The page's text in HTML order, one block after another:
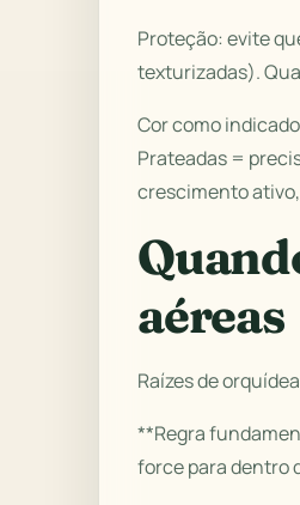
Proteção: evite
texturizadas).
Cor como
Prateadas =
crescimento
aéreas
Raízes de
**Regra
force para dentro